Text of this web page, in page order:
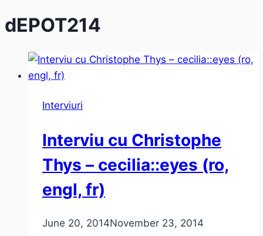
dEPOT214
Interviuri
Interviu cu Christophe
Thys – cecilia::eyes (ro,
engl, fr)
June 20, 2014November 23, 2014